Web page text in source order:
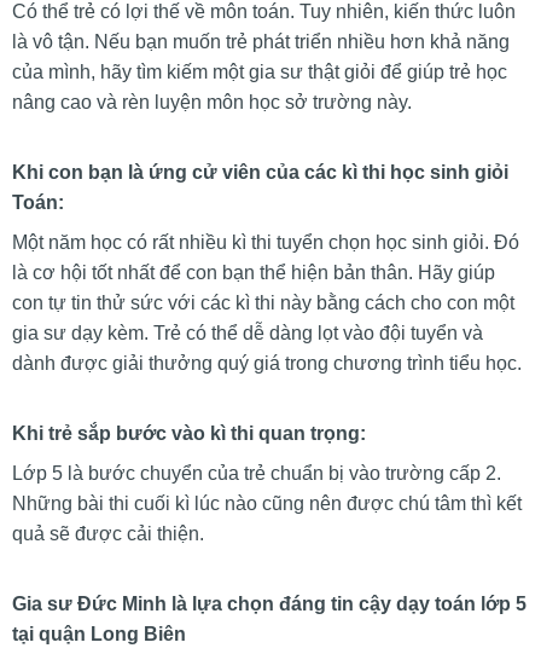
Có thể trẻ có lợi thế về môn toán. Tuy nhiên, kiến thức luôn
là vô tận. Nếu bạn muốn trẻ phát triển nhiều hơn khả năng
của mình, hãy tìm kiếm một gia sư thật giỏi để giúp trẻ học
nâng cao và rèn luyện môn học sở trường này.
Khi con bạn là ứng cử viên của các kì thi học sinh giỏi
Toán:
Một năm học có rất nhiều kì thi tuyển chọn học sinh giỏi. Đó
là cơ hội tốt nhất để con bạn thể hiện bản thân. Hãy giúp
con tự tin thử sức với các kì thi này bằng cách cho con một
gia sư dạy kèm. Trẻ có thể dễ dàng lọt vào đội tuyển và
dành được giải thưởng quý giá trong chương trình tiểu học.
Khi trẻ sắp bước vào kì thi quan trọng:
Lớp 5 là bước chuyển của trẻ chuẩn bị vào trường cấp 2.
Những bài thi cuối kì lúc nào cũng nên được chú tâm thì kết
quả sẽ được cải thiện.
Gia sư Đức Minh là lựa chọn đáng tin cậy dạy toán lớp 5
tại quận Long Biên